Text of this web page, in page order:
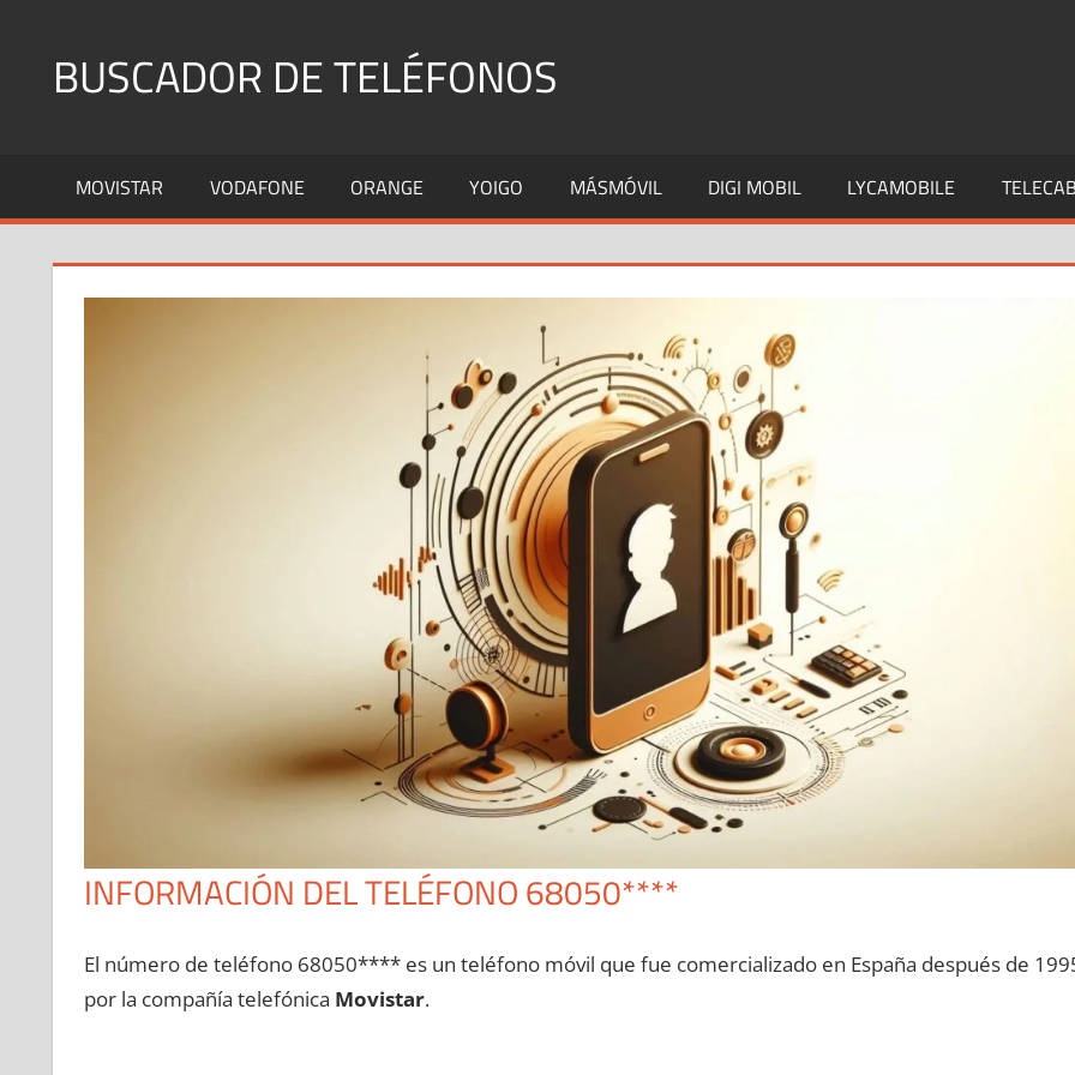
contenidoBUSCADOR DE TELÉFONOS
Fijos
y
MOVISTAR VODAFONE ORANGE YOIGO MÁSMÓVIL DIGI MOBIL LYCAMOBILE
INFORMACIÓN DEL TELÉFONO 68050****
El número dе teléfono 68050**** es un teléfono móvil quе fue comercializado en España después dе
pοr la compañía telefónica Movistar.